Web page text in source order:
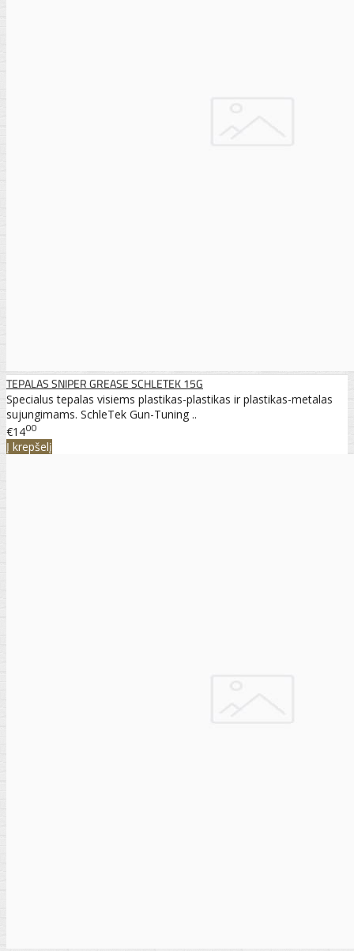
TEPALAS SNIPER GREASE SCHLETEK 15G
Specialus tepalas visiems plastikas-plastikas ir plastikas-metalas
sujungimams. SchleTek Gun-Tuning ..
€1400
Į krepšelį